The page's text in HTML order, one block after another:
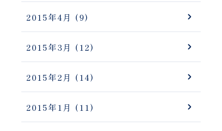
2015年4月 (9)
2015年3月 (12)
2015年2月 (14)
2015年1月 (11)